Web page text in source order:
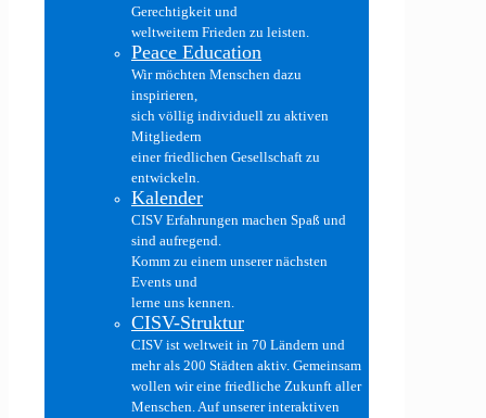
Gerechtigkeit und
weltweitem Frieden zu leisten.
Peace Education
Wir möchten Menschen dazu
inspirieren,
sich völlig individuell zu aktiven
Mitgliedern
einer friedlichen Gesellschaft zu
entwickeln.
Kalender
CISV Erfahrungen machen Spaß und
sind aufregend.
Komm zu einem unserer nächsten
Events und
lerne uns kennen.
CISV-Struktur
CISV ist weltweit in 70 Ländern und
mehr als 200 Städten aktiv. Gemeinsam
wollen wir eine friedliche Zukunft aller
Menschen. Auf unserer interaktiven